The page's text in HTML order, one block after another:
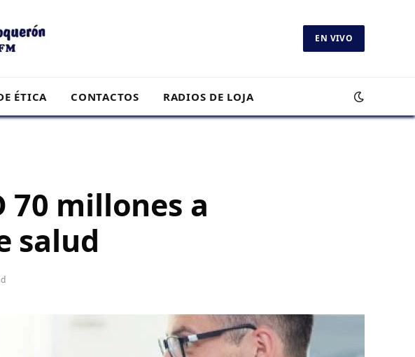
EN VIVO
ÉTICA CONTACTOS RADIOS DE LOJA
70 millones a
salud